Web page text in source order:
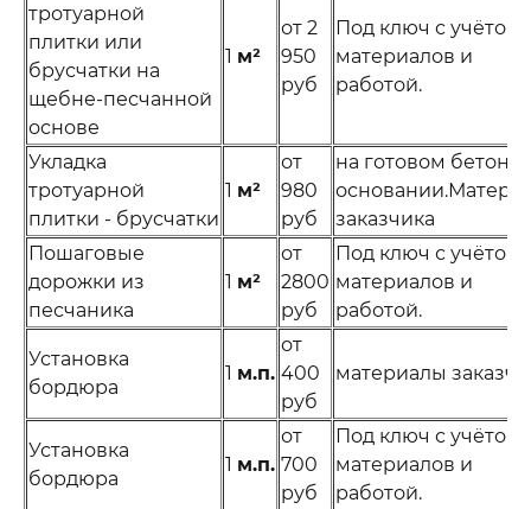
тротуарной
плитки или
брусчатки на
щебне-песчанной
основе
1 м²
от 2
950
руб
Под ключ с учётом
материалов и
работой.
Укладка
тротуарной
плитки - брусчатки
1 м²
от
980
руб
на готовом
заказчика
Пошаговые
дорожки из
песчаника
1 м²
от
2800
руб
Под ключ с учётом
материалов и
работой.
Установка
бордюра
1 м.п.
от
400
руб
материалы
Установка
бордюра
1 м.п.
от
700
руб
Под ключ с учётом
материалов и
работой.